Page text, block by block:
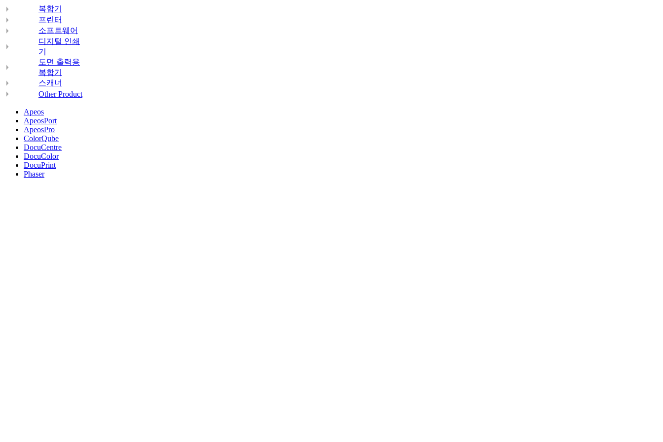
복합기
프린터
소프트웨어
디지털 인쇄
기
도면 출력용
복합기
스캐너
Other Product
Apeos
ApeosPort
ApeosPro
ColorQube
DocuCentre
DocuColor
DocuPrint
Phaser